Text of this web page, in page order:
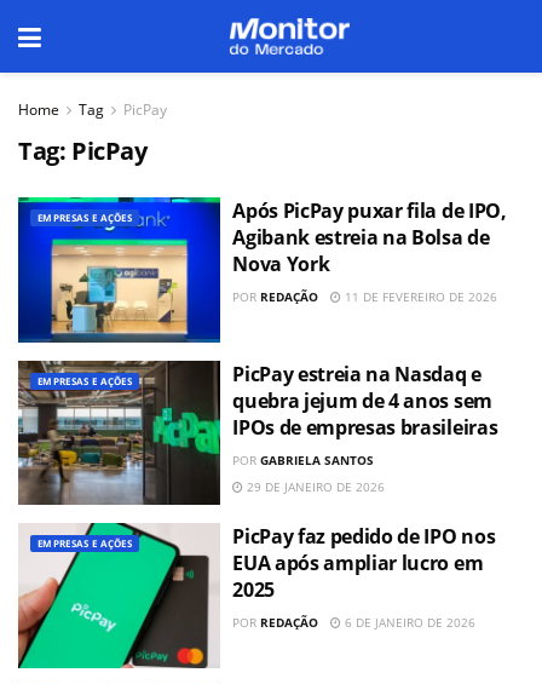
Home Tag PicPay
Tag: PicPay
EMPRESAS E AÇÕES
Após PicPay puxar fila de IPO,
Agibank estreia na Bolsa de
Nova York
POR REDAÇÃO 11 DE FEVEREIRO DE 2026
EMPRESAS E AÇÕES
PicPay estreia na Nasdaq e
quebra jejum de 4 anos sem
IPOs de empresas brasileiras
POR GABRIELA SANTOS
29 DE JANEIRO DE 2026
EMPRESAS E AÇÕES
PicPay faz pedido de IPO nos
EUA após ampliar lucro em
2025
POR REDAÇÃO 6 DE JANEIRO DE 2026